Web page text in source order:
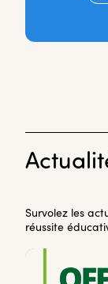
Survolez les
réussite